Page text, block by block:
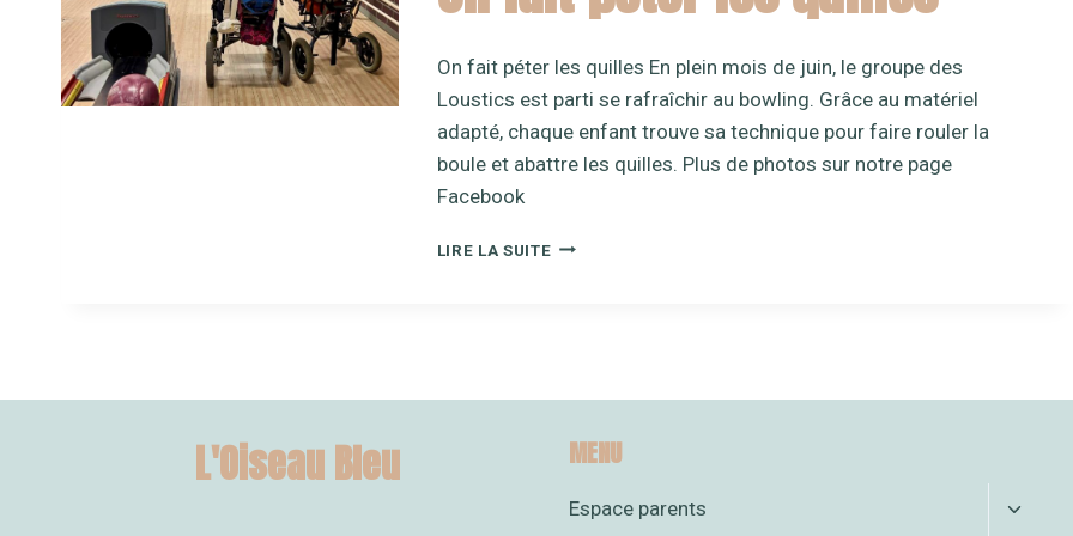
On fait péter les quilles En plein mois de juin, le groupe des
Loustics est parti se rafraîchir au bowling. Grâce au matériel
adapté, chaque enfant trouve sa technique pour faire rouler la
boule et abattre les quilles. Plus de photos sur notre page
Facebook
LIRE LA SUITEON
L'Oiseau Bleu MENU
Espace parents
Ouvrir/